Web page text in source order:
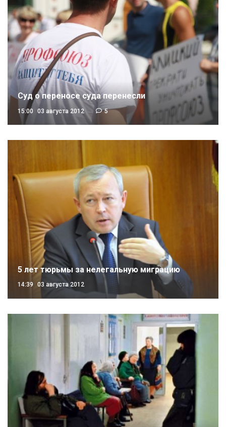
Суд о переносе суда перенесли
15:00 03 августа 2012 5
5 лет тюрьмы за нелегальную миграцию
14:39 03 августа 2012